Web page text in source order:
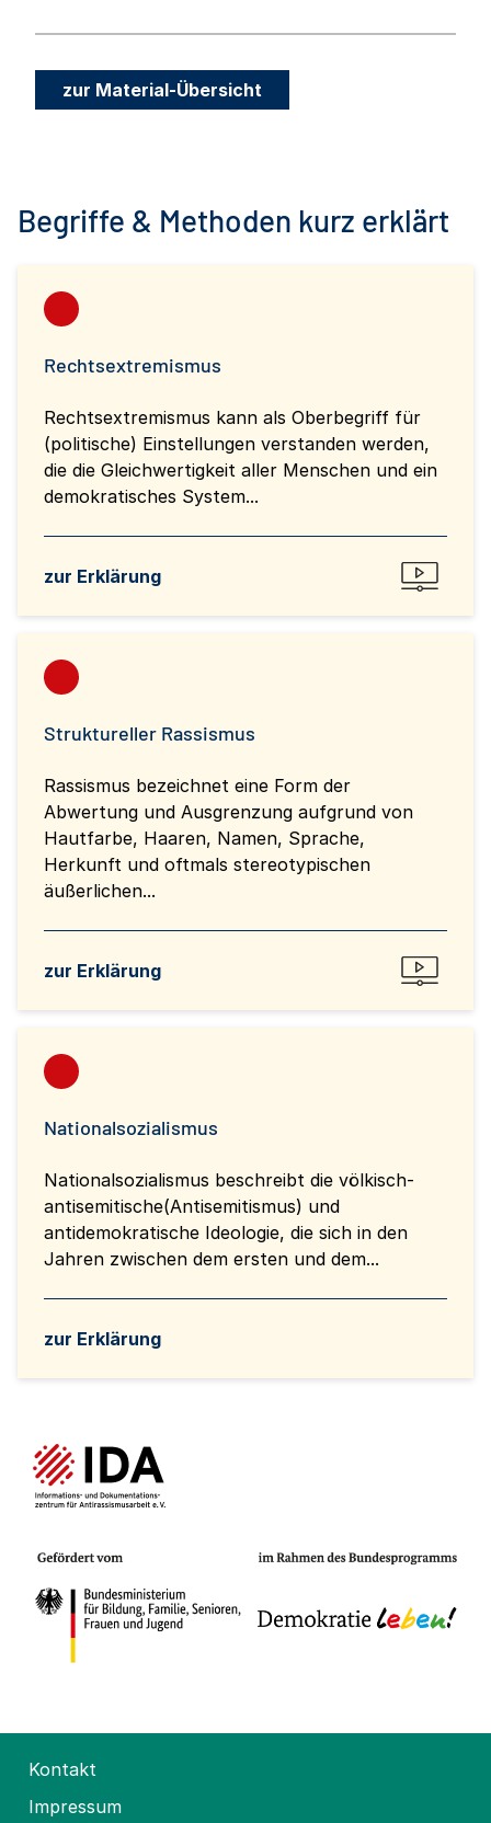
zur Material-Übersicht
Begriffe & Methoden kurz erklärt
Rechtsextremismus
Rechtsextremismus kann als Oberbegriff für
(politische) Einstellungen verstanden werden,
die die Gleichwertigkeit aller Menschen und ein
demokratisches System...
zur Erklärung
Struktureller Rassismus
Rassismus bezeichnet eine Form der
Abwertung und Ausgrenzung aufgrund von
Hautfarbe, Haaren, Namen, Sprache,
Herkunft und oftmals stereotypischen
äußerlichen...
zur Erklärung
Nationalsozialismus
Nationalsozialismus beschreibt die völkisch-
antisemitische(Antisemitismus) und
antidemokratische Ideologie, die sich in den
Jahren zwischen dem ersten und dem...
zur Erklärung
Kontakt
Impressum